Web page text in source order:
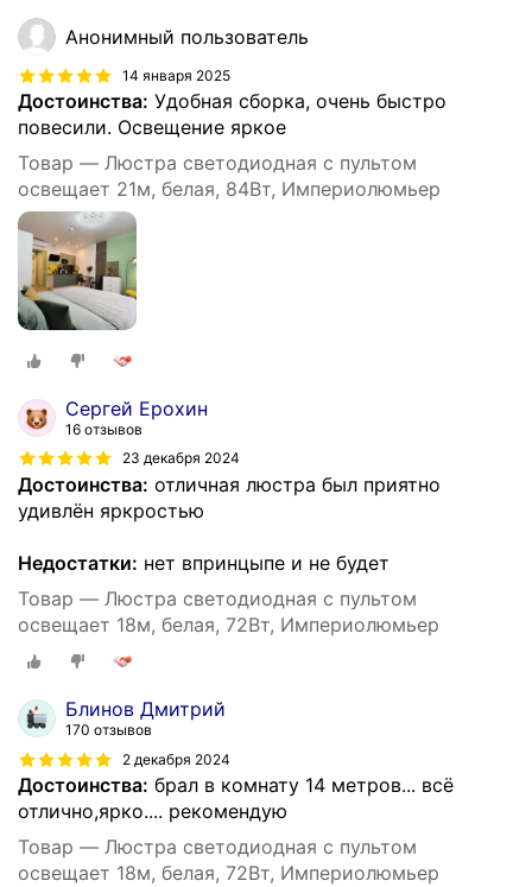
Анонимный пользователь
14 января 2025
Достоинства: Удобная сборка, очень быстро
повесили. Освещение яркое
Товар — Люстра светодиодная с пультом
освещает 21м, белая, 84Вт, Империолюмьер
Сергей Ерохин
16 отзывов
23 декабря 2024
Достоинства: отличная люстра был приятно
удивлён яркростью
Недостатки: нет впринцыпе и не будет
Товар — Люстра светодиодная с пультом
освещает 18м, белая, 72Вт, Империолюмьер
Блинов Дмитрий
170 отзывов
2 декабря 2024
Достоинства: брал в комнату 14 метров... всё
отлично,ярко.... рекомендую
Товар — Люстра светодиодная с пультом
освещает 18м, белая, 72Вт, Империолюмьер